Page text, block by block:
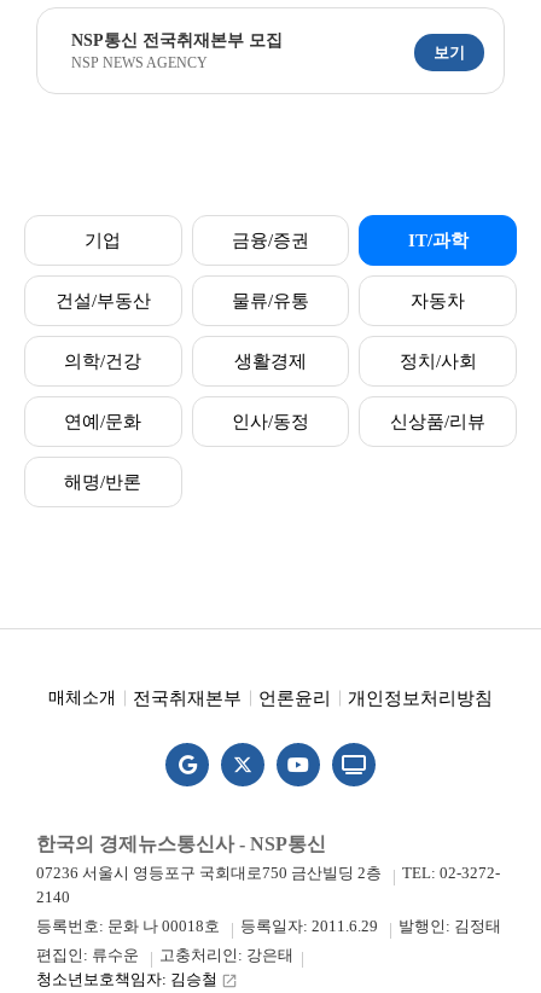
NSP통신 전국취재본부 모집
NSP NEWS AGENCY
보기
기업 금융/증권 IT/과학
건설/부동산 물류/유통 자동차
의학/건강 생활경제 정치/사회
연예/문화 인사/동정 신상품/리뷰
해명/반론
매체소개 전국취재본부 언론윤리 개인정보처리방침
한국의 경제뉴스통신사 - NSP통신
07236 서울시 영등포구 국회대로750 금산빌딩 2층
TEL: 02-3272-
2140
등록번호: 문화 나 00018호
등록일자: 2011.6.29
발행인: 김정태
편집인: 류수운
고충처리인: 강은태
청소년보호책임자: 김승철 launch